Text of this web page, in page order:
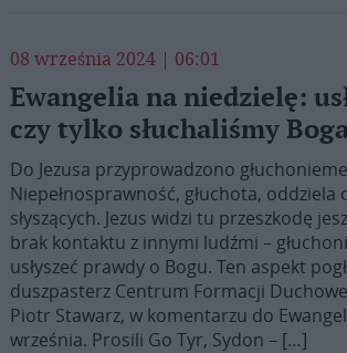
08 września 2024 | 06:01
Ewangelia na niedzielę:
czy tylko słuchaliśmy
Do Jezusa przyprowadzono
Niepełnosprawność, głuchota, oddziela
słyszących. Jezus widzi tu przeszkodę
brak kontaktu z innymi ludźmi –
usłyszeć prawdy o Bogu. Ten aspekt
duszpasterz Centrum Formacji
Piotr Stawarz, w komentarzu do
września. Prosili Go Tyr, Sydon – […]